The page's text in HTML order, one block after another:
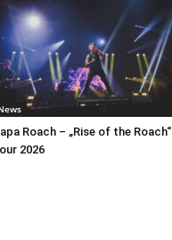
Roach – „Rise of the Roach“
2026